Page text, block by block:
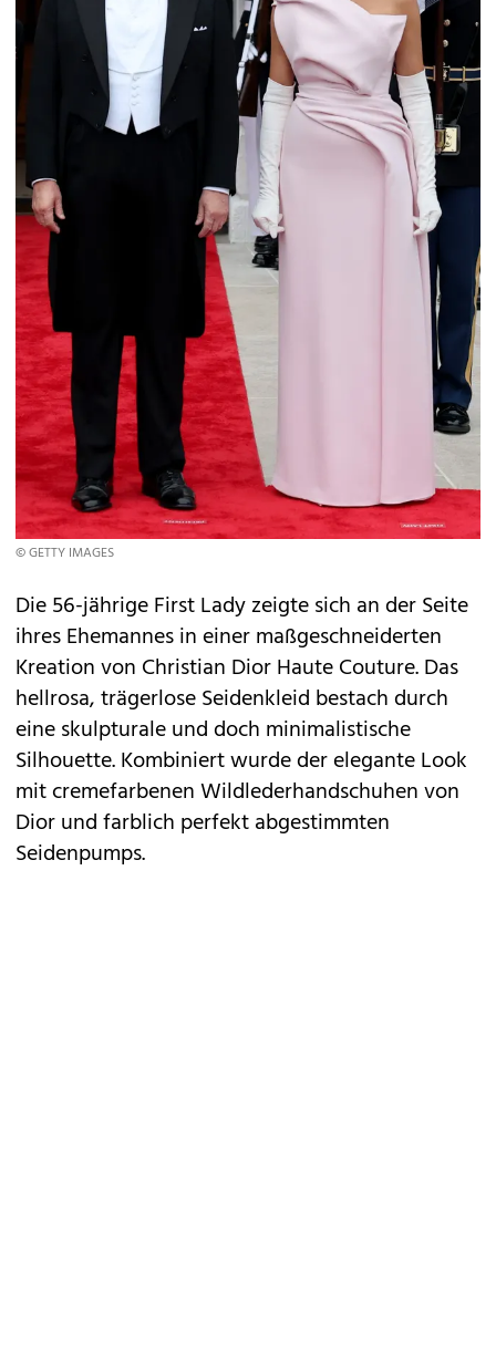
© GETTY IMAGES
Die 56-jährige First Lady zeigte sich an der Seite
ihres Ehemannes in einer maßgeschneiderten
Kreation von Christian Dior Haute Couture. Das
hellrosa, trägerlose Seidenkleid bestach durch
eine skulpturale und doch minimalistische
Silhouette. Kombiniert wurde der elegante Look
mit cremefarbenen Wildlederhandschuhen von
Dior und farblich perfekt abgestimmten
Seidenpumps.